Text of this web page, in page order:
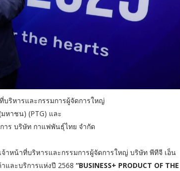
ริหารและกรรมการผู้จัดการใหญ่
หาชน) (PTG) และ
ร บริษัท กาแฟพันธุ์ไทย จำกัด
าหน้าที่บริหารและกรรมการผู้จัดการใหญ่ บริษัท พีทีจี เอ็น
และบริการแห่งปี 2568 “BUSINESS+ PRODUCT OF THE